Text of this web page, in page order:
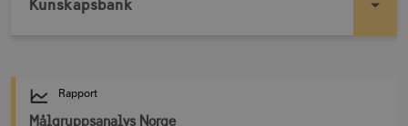
Rapport
Målgruppsanalys Norge